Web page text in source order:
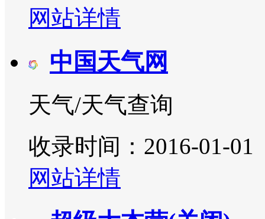
网站详情
中国天气网
天气/天气查询
收录时间：2016-01-01
网站详情